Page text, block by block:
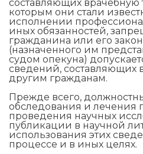
составляющих врачебную
которым они стали
исполнении
иных обязанностей,
гражданина или его
(назначенного им
судом опекуна)
сведений, составляющих
другим гражданам.
Прежде всего,
обследования и лечения
проведения научных
публикации в научной
использования этих
процессе и в иных целях.